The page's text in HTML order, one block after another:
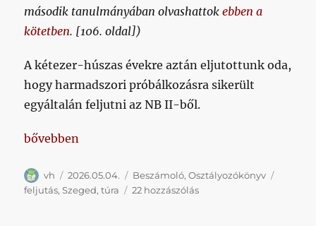
második tanulmányában olvashattokebben a
kötetben. [106. oldal])
A kétezer-húszas évekre aztán eljutottunk oda,
hogy harmadszori próbálkozásra sikerült
egyáltalán feljutni az NB II-ből.
„A minimumprogram teljesítve: NB I.!”
bővebben
Szerző
vh Közzétéve
2026.05.04. Kategória
Beszámoló,Osztályozókönyv
feljutás,Szeged,túra 22 hozzászólásA